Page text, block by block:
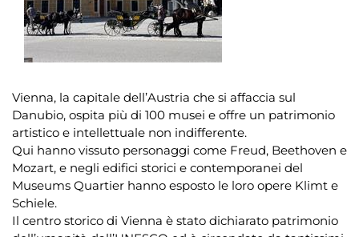
Vienna, la capitale dell’Austria che si affaccia sul
Danubio, ospita più di 100 musei e offre un patrimonio
artistico e intellettuale non indifferente.
Qui hanno vissuto personaggi come Freud, Beethoven e
Mozart, e negli edifici storici e contemporanei del
Museums Quartier hanno esposto le loro opere Klimt e
Schiele.
Il centro storico di Vienna è stato dichiarato patrimonio